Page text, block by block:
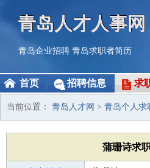
青岛人才人事网
青岛企业招聘 青岛求职者简历
首页 招聘信息 求
当前位置： 青岛人才网 > 青岛个人求
蒲珊诗求